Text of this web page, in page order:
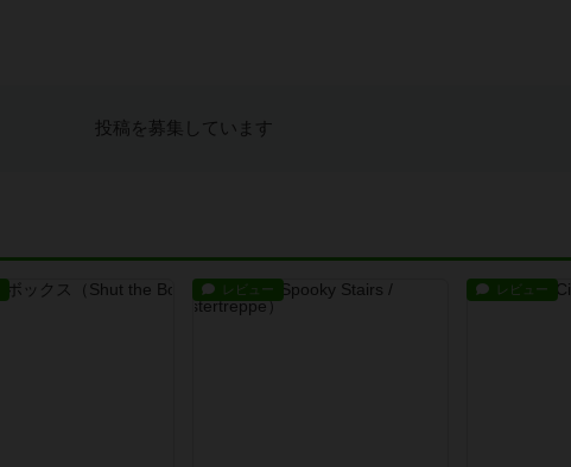
投稿を募集しています
レビュー レビュー